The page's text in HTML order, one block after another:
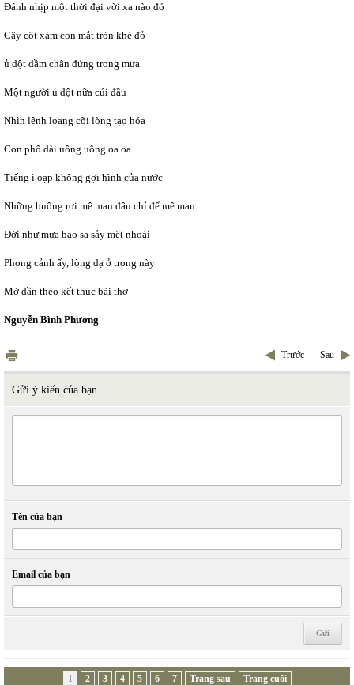
Đánh nhịp một thời đại vời xa nào đó
Cây cột xám con mắt tròn khé đỏ
ủ dột dầm chân đứng trong mưa
Một người ủ dột nữa cúi đầu
Nhìn lênh loang cõi lòng tạo hóa
Con phố dài uông uông oa oa
Tiếng ì oạp không gợi hình của nước
Những buông rơi mê man đâu chỉ để mê man
Đời như mưa bao sa sảy mệt nhoài
Phong cảnh ấy, lòng dạ ở trong này
Mờ dần theo kết thúc bài thơ
Nguyễn Bình Phương
Trước Sau
Gửi ý kiến của bạn
Tên của bạn
Email của bạn
1 2 3 4 5 6 7 Trang sau Trang cuối